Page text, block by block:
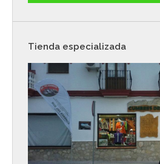
Tienda especializada